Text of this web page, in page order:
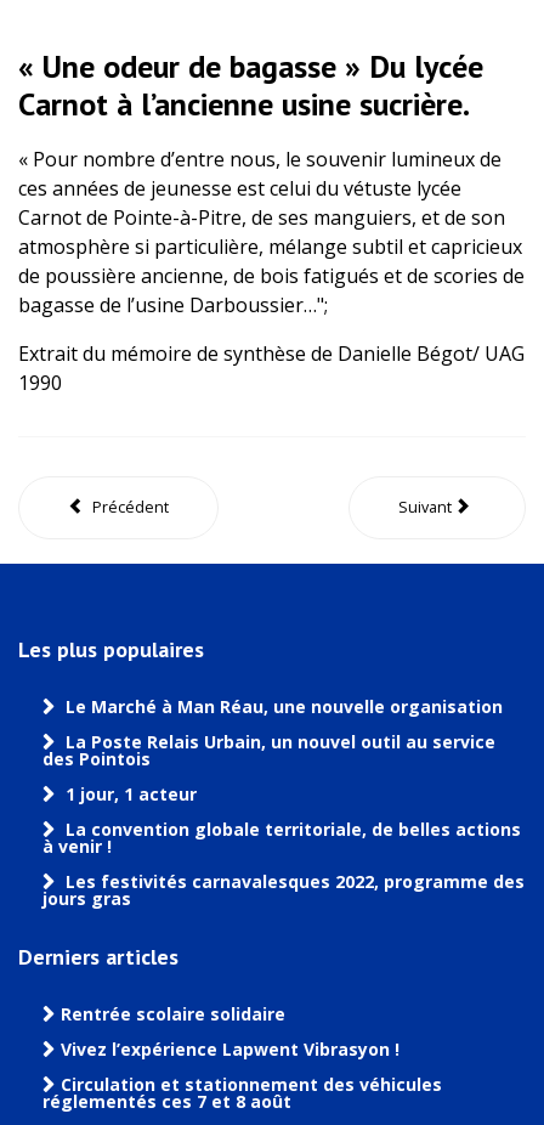
« Une odeur de bagasse » Du lycée
Carnot à l’ancienne usine sucrière.
« Pour nombre d’entre nous, le souvenir lumineux de
ces années de jeunesse est celui du vétuste lycée
Carnot de Pointe-à-Pitre, de ses manguiers, et de son
atmosphère si particulière, mélange subtil et capricieux
de poussière ancienne, de bois fatigués et de scories de
bagasse de l’usine Darboussier…";
Extrait du mémoire de synthèse de Danielle Bégot/ UAG
1990
Précédent Suivant
Les plus populaires
Le Marché à Man Réau, une nouvelle organisation
La Poste Relais Urbain, un nouvel outil au service
des Pointois
1 jour, 1 acteur
La convention globale territoriale, de belles actions
à venir !
Les festivités carnavalesques 2022, programme des
jours gras
Derniers articles
Rentrée scolaire solidaire
Vivez l’expérience Lapwent Vibrasyon !
Circulation et stationnement des véhicules
réglementés ces 7 et 8 août